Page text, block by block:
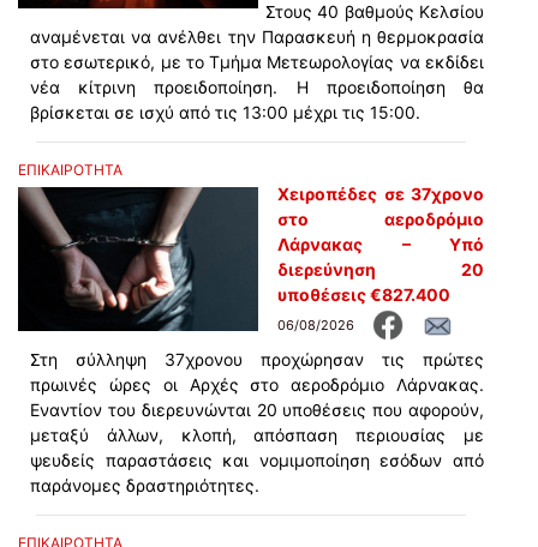
Στους 40 βαθμούς Κελσίου
αναμένεται να ανέλθει την Παρασκευή η θερμοκρασία
στο εσωτερικό, με το Τμήμα Μετεωρολογίας να εκδίδει
νέα κίτρινη προειδοποίηση. Η προειδοποίηση θα
βρίσκεται σε ισχύ από τις 13:00 μέχρι τις 15:00.
ΕΠΙΚΑΙΡΟΤΗΤΑ
Χειροπέδες σε 37χρονο
στο αεροδρόμιο
Λάρνακας – Υπό
διερεύνηση 20
υποθέσεις €827.400
06/08/2026
Στη σύλληψη 37χρονου προχώρησαν τις πρώτες
πρωινές ώρες οι Αρχές στο αεροδρόμιο Λάρνακας.
Εναντίον του διερευνώνται 20 υποθέσεις που αφορούν,
μεταξύ άλλων, κλοπή, απόσπαση περιουσίας με
ψευδείς παραστάσεις και νομιμοποίηση εσόδων από
παράνομες δραστηριότητες.
ΕΠΙΚΑΙΡΟΤΗΤΑ